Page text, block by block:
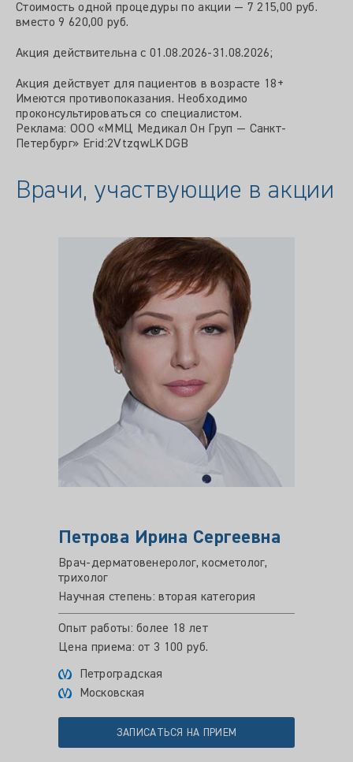
Стоимость одной процедуры по акции — 7 215,00 руб.
вместо 9 620,00 руб.
Акция действительна с 01.08.2026-31.08.2026;
Акция действует для пациентов в возрасте 18+
Имеются противопоказания. Необходимо
проконсультироваться со специалистом.
Реклама: ООО «ММЦ Медикал Он Груп — Санкт-
Петербург» Erid:2VtzqwLKDGB
Врачи, участвующие в акции
Петрова Ирина Сергеевна
Врач-дерматовенеролог, косметолог,
трихолог
Научная степень: вторая категория
Опыт работы: более 18 лет
Цена приема: от 3 100 руб.
Петроградская
Московская
ЗАПИСАТЬСЯ НА ПРИЕМ